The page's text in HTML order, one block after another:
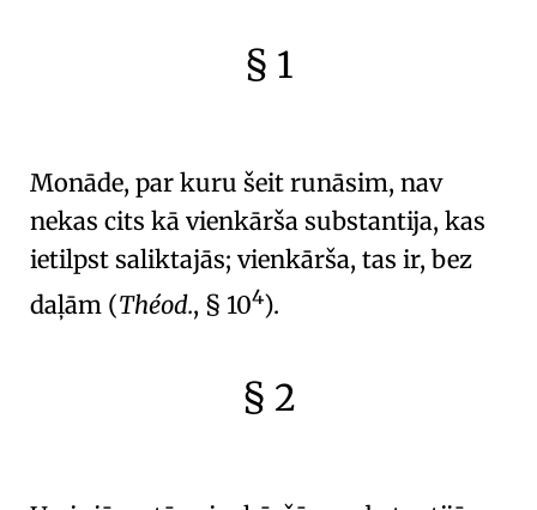
§ 1
Monāde, par kuru šeit runāsim, nav
nekas cits kā vienkārša substantija, kas
ietilpst saliktajās; vienkārša, tas ir, bez
daļām (Théod., § 104).
§ 2